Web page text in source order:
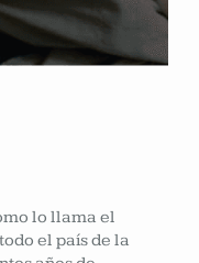
lo llama el
el país de la